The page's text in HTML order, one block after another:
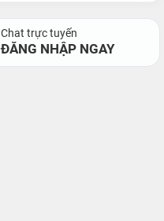
Chat trực tuyến
ĐĂNG NHẬP NGAY